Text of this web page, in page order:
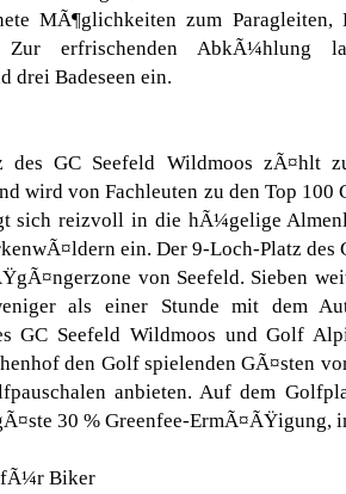
MÃ¶glichkeiten zum Paragleiten,
Zur erfrischenden AbkÃ¼hlung
drei Badeseen ein.
des GC Seefeld Wildmoos zÃ¤hlt
wird von Fachleuten zu den Top
sich reizvoll in die hÃ¼gelige
ein. Der 9-Loch-Platz des
von Seefeld. Sieben
als einer Stunde mit dem
GC Seefeld Wildmoos und Golf
den Golf spielenden GÃ¤sten
anbieten. Auf dem
30 % Greenfee-ErmÃ¤ÃŸigung,
fÃ¼r Biker